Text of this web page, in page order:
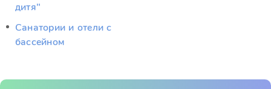
дитя"
Санатории и отели с
бассейном